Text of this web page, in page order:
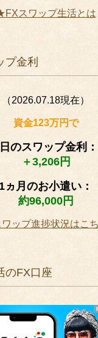
スワップ生活とは
プ金利
（2026.07.18現在）
資金123万円で
のスワップ金利：
＋3,206円
1ヵ月のお小遣い：
約96,000円
ップ進捗状況はこ
のFX口座